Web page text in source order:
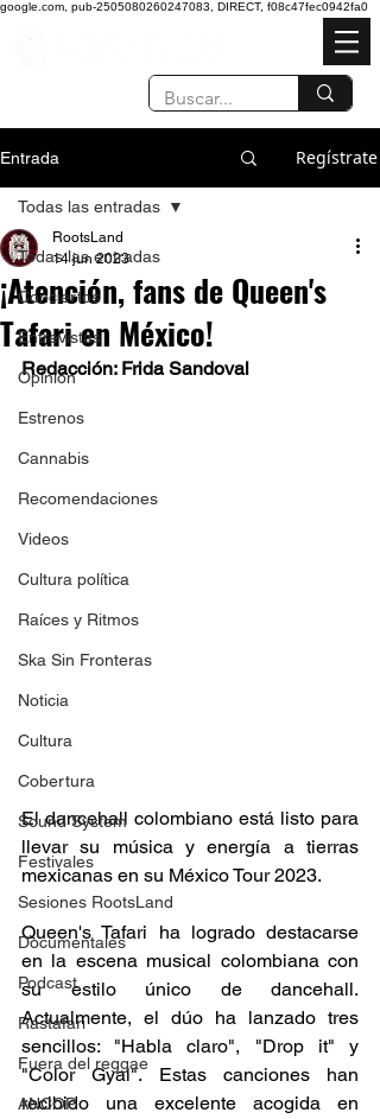
google.com, pub-2505080260247083, DIRECT, f08c47fec0942fa0
Entrada Regístrate
Todas las entradas
Conciertos
Entrevistas
Opinión
Estrenos
Cannabis
Recomendaciones
Videos
Cultura política
Raíces y Ritmos
Ska Sin Fronteras
Noticia
Cultura
Cobertura
Sound System
Festivales
Sesiones RootsLand
Documentales
Podcast
Rastafari
Fuera del reggae
ANCOP
Todas las entradas
¡Atención, fans de Queen's
Tafari en México!
RootsLand
14 jun 2023
Redacción: Frida Sandoval
El dancehall colombiano está listo para
llevar su música y energía a tierras
mexicanas en su México Tour 2023.
Queen's Tafari ha logrado destacarse
en la escena musical colombiana con
su estilo único de dancehall.
Actualmente, el dúo ha lanzado tres
sencillos: "Habla claro", "Drop it" y
"Color Gyal". Estas canciones han
recibido una excelente acogida en